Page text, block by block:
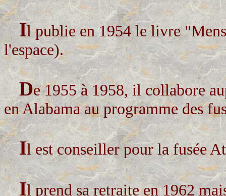
Il publie en 1954 le livre
l'espace).
De1955 à 1958, il collabore
en Alabama au programme des
Il est conseiller pour la fusée
Il prend sa retraite en 1962